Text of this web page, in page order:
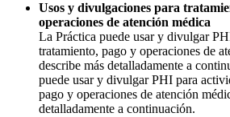
Usos y divulgaciones para
operaciones de atención médica
La Práctica puede usar y divulgar
tratamiento, pago y operaciones de
describe más detalladamente a
puede usar y divulgar PHI para
pago y operaciones de atención
detalladamente a continuación.